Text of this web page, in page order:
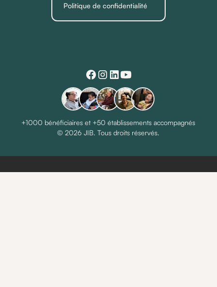
Politique de confidentialité
© 2026 JIB. Tous droits réservés.
+1000 bénéficiaires et +50 établissements accompagnés